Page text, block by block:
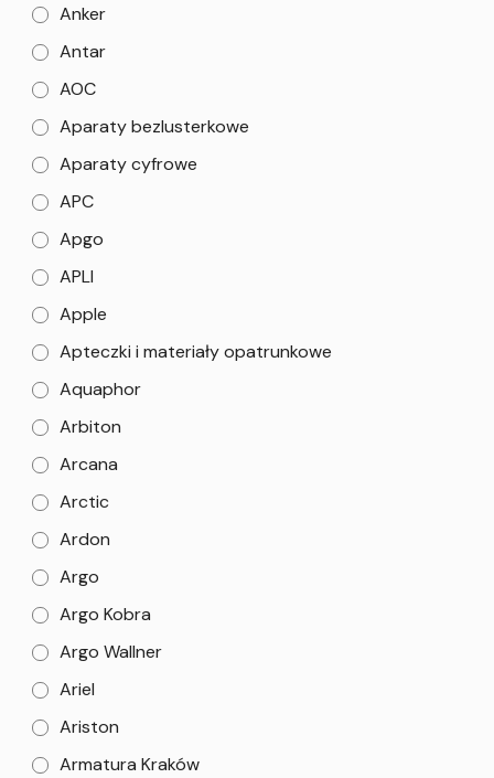
Anker
Antar
AOC
Aparaty bezlusterkowe
Aparaty cyfrowe
APC
Apgo
APLI
Apple
Apteczki i materiały opatrunkowe
Aquaphor
Arbiton
Arcana
Arctic
Ardon
Argo
Argo Kobra
Argo Wallner
Ariel
Ariston
Armatura Kraków